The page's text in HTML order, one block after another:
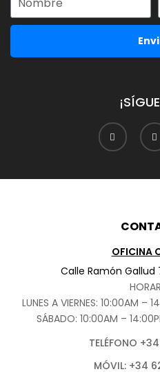
OFICINA
Calle Ramón Gallud
LUNES A VIERNES: 10:00AM
SÁBADO: 10:00AM –
TELÉFONO
MÓVIL: +34